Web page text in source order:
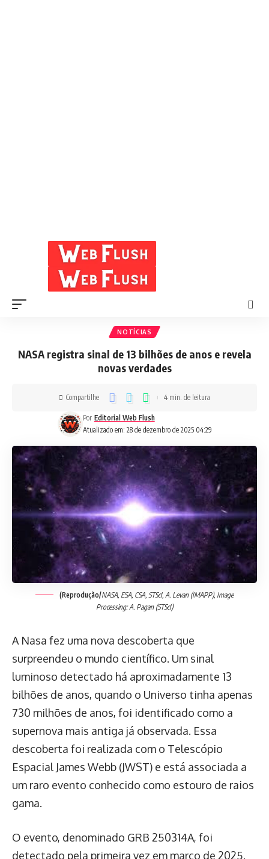
NOTÍCIAS
NASA registra sinal de 13 bilhões de anos e revela
novas verdades
Atualizado em: 28 de dezembro de 2025 04:29
Por Editorial Web Flush
Compartilhe 4 min. de leitura
(Reprodução/NASA, ESA, CSA, STScI, A. Levan (IMAPP), Image
Processing: A. Pagan (STScI)
A Nasa fez uma nova descoberta que
surpreendeu o mundo científico. Um sinal
luminoso detectado há aproximadamente 13
bilhões de anos, quando o Universo tinha apenas
730 milhões de anos, foi identificado como a
supernova mais antiga já observada. Essa
descoberta foi realizada com o Telescópio
Espacial James Webb (JWST) e está associada a
um raro evento conhecido como estouro de raios
gama.
O evento, denominado GRB 250314A, foi
detectado pela primeira vez em março de 2025.